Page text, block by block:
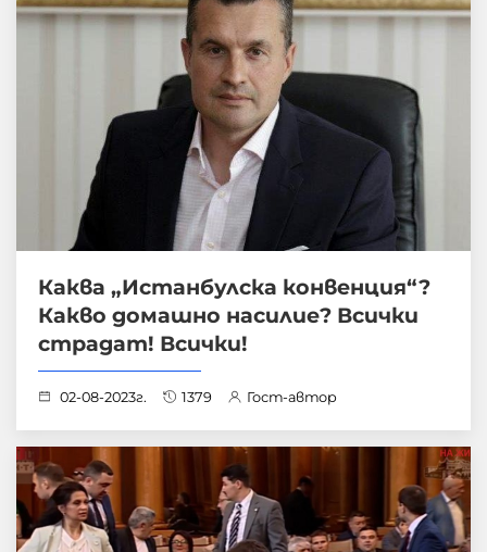
Каква „Истанбулска конвенция“?
Какво домашно насилие? Всички
страдат! Всички!
02-08-2023г. 1379 Гост-автор